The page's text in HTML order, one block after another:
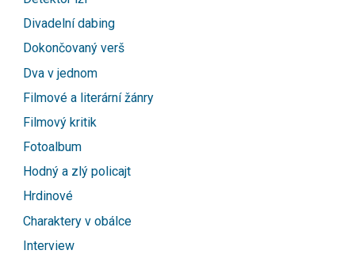
Divadelní dabing
Dokončovaný verš
Dva v jednom
Filmové a literární žánry
Filmový kritik
Fotoalbum
Hodný a zlý policajt
Hrdinové
Charaktery v obálce
Interview